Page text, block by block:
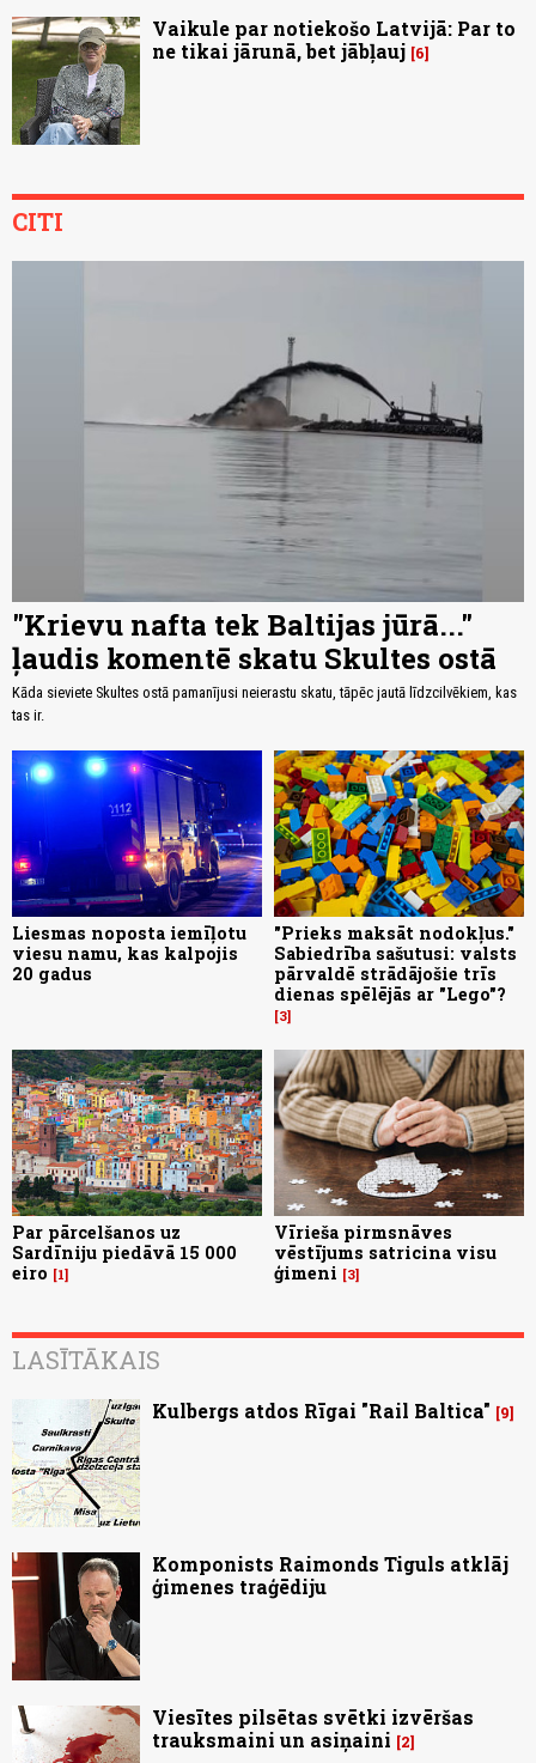
Vaikule par notiekošo Latvijā: Par to
ne tikai jārunā, bet jābļauj 6
CITI
"Krievu nafta tek Baltijas jūrā..."
ļaudis komentē skatu Skultes ostā
Kāda sieviete Skultes ostā pamanījusi neierastu skatu, tāpēc jautā līdzcilvēkiem, kas
tas ir.
Liesmas noposta iemīļotu
viesu namu, kas kalpojis
20 gadus
"Prieks maksāt nodokļus."
Sabiedrība sašutusi: valsts
pārvaldē strādājošie trīs
dienas spēlējās ar "Lego"?
3
Par pārcelšanos uz
Sardīniju piedāvā 15 000
eiro
1
Vīrieša pirmsnāves
vēstījums satricina visu
ģimeni
3
LASĪTĀKAIS
Kulbergs atdos Rīgai "Rail Baltica" 9
Komponists Raimonds Tiguls atklāj
ģimenes traģēdiju
Viesītes pilsētas svētki izvēršas
trauksmaini un asiņaini
2